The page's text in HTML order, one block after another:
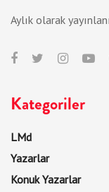
Aylık olarak
Kategoriler
LMd
Yazarlar
Konuk Yazarlar